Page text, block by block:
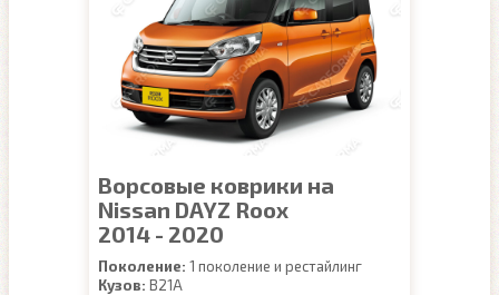
Ворсовые коврики на
Nissan DAYZ Roox
2014 - 2020
Поколение: 1 поколение и рестайлинг
Кузов: B21A